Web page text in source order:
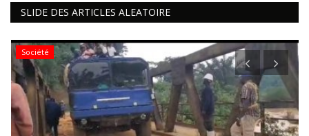
SLIDE DES ARTICLES ALEATOIRE
Société